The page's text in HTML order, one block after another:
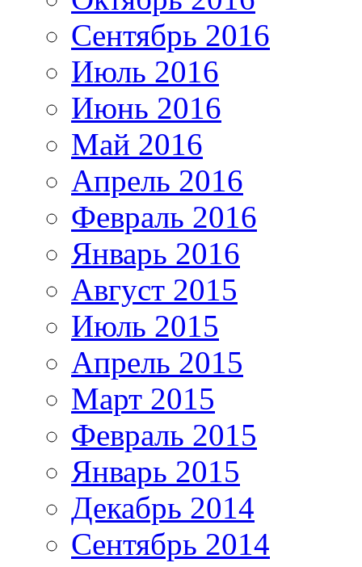
Сентябрь 2016
Июль 2016
Июнь 2016
Май 2016
Апрель 2016
Февраль 2016
Январь 2016
Август 2015
Июль 2015
Апрель 2015
Март 2015
Февраль 2015
Январь 2015
Декабрь 2014
Сентябрь 2014